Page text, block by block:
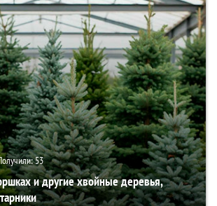
53
и другие хвойные деревья,